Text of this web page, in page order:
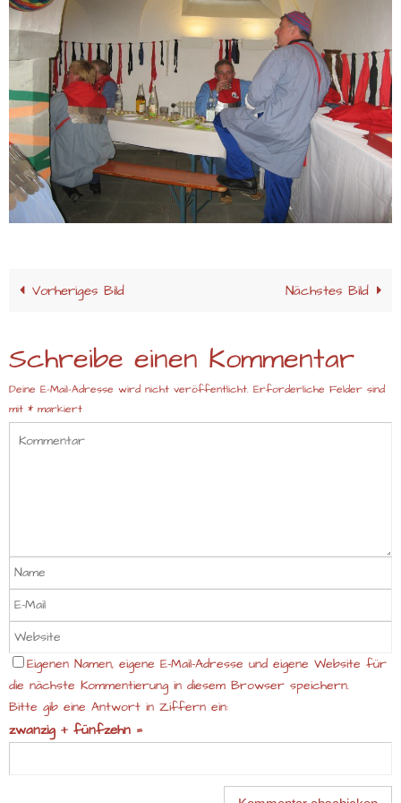
Vorheriges Bild Nächstes Bild
Schreibe einen Kommentar
Deine E-Mail-Adresse wird nicht veröffentlicht. Erforderliche Felder sind
mit * markiert
Eigenen Namen, eigene E-Mail-Adresse und eigene Website für
die nächste Kommentierung in diesem Browser speichern.
Bitte gib eine Antwort in Ziffern ein:
zwanzig + fünfzehn =